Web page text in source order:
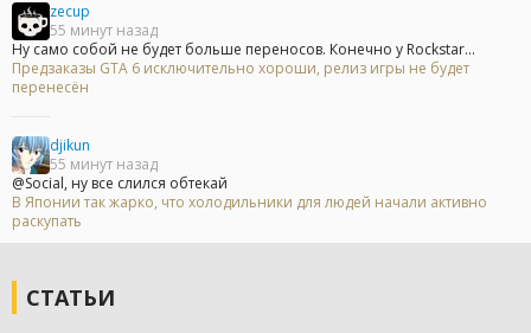
zecup
55 минут назад
Ну само собой не будет больше переносов. Конечно у Rockstar...
Предзаказы GTA 6 исключительно хороши, релиз игры не будет
перенесён
djikun
55 минут назад
@Social, ну все слился обтекай
В Японии так жарко, что холодильники для людей начали активно
раскупать
СТАТЬИ